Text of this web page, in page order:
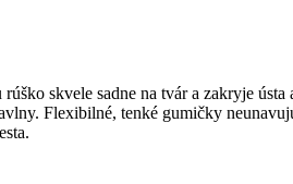
skvele sadne na tvár a zakryje
Flexibilné, tenké gumičky